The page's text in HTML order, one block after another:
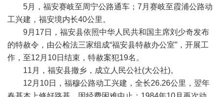
5月，福安赛岐至周宁公路通车；7月赛岐至霞浦公路动
工兴建，福安境内长40公里。
9月17日，福安县依照中华人民共和国主席刘少奇发布
的特赦令，由公检法三家组成“福安县特赦办公室”，开展工
作，至12月10日结束，特赦案犯19名。
11月，福安县撤乡，成立人民公社(大公社)。
12月10日，福穆公路动工兴建，全长26.26公里，翌年